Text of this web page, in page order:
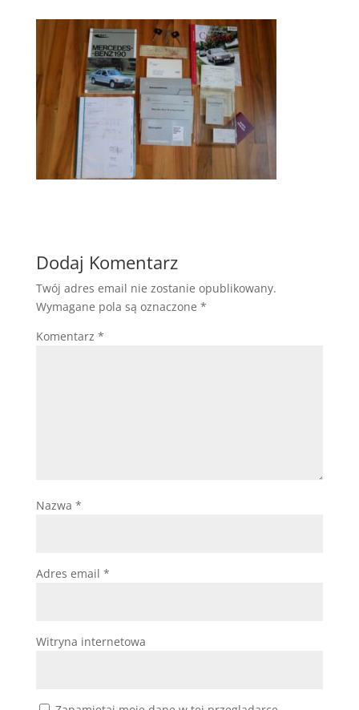
Dodaj Komentarz
Twój adres email nie zostanie opublikowany.
Wymagane pola są oznaczone *
Komentarz *
Nazwa *
Adres email *
Witryna internetowa